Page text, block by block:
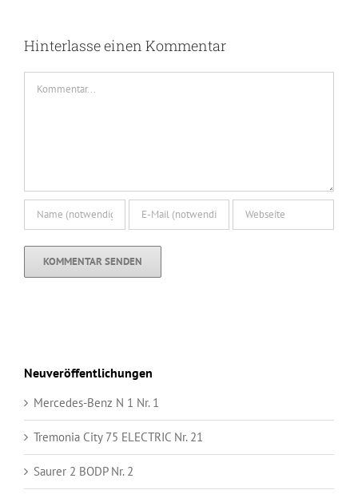
Hinterlasse einen Kommentar
Neuveröffentlichungen
Mercedes-Benz N 1 Nr. 1
Tremonia City 75 ELECTRIC Nr. 21
Saurer 2 BODP Nr. 2